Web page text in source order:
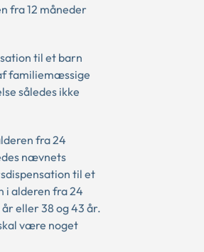
fra 12 måneder
til et barn
familiemæssige
således ikke
fra 24
nævnets
til et
i alderen fra 24
eller 38 og 43 år.
være noget